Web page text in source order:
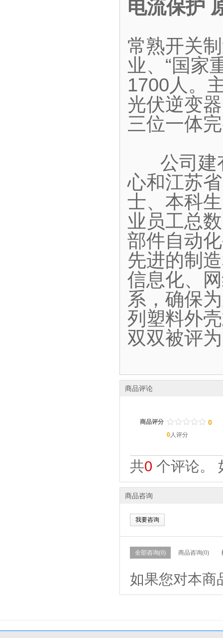
电流保护
常熟开关
业、“国家
1700人。
光伏逆变
三位一体
公司建
心和江苏
士、本科
业员工总
部件自动
先进的制
信息化、
系，确保
列塑料外
双双被评
商品评论
商品评分 / / / / /
. . . . . 0
0人评分
共0 个评论。
商品咨询
我要咨询
全部咨询(0) 商品咨询(0)
如果您对本商